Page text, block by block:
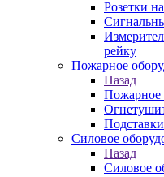
Розетки
рейку
Пожарное
Назад
Пожарное
Силовое
Назад
Силовое